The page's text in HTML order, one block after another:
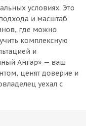
условиях. Это
и масштаб
где можно
комплексную
и
Ангар» — ваш
ценят доверие и
уехал с